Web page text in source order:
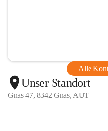
Alle
Unser Standort
Gnas 47, 8342 Gnas, AUT